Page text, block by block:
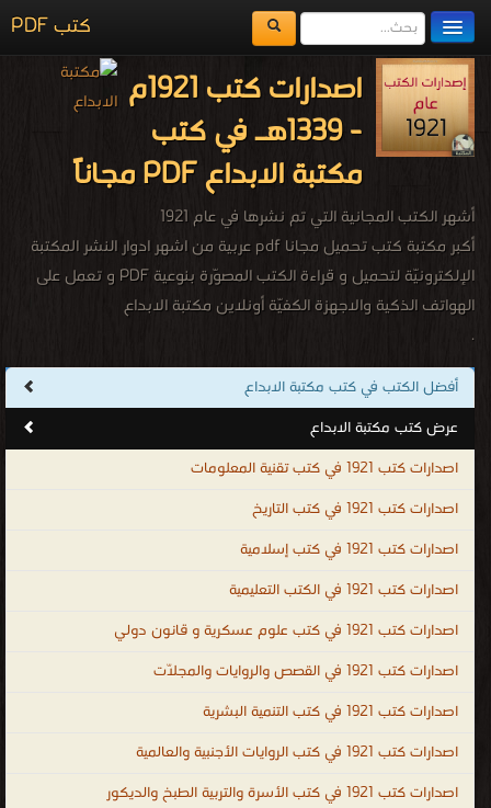
كتب PDF
مكتبة الكتب
المكتبات
يُقرأ حالياً
اضف كتاب
اصدارات كتب 1921م
- 1339هـ في كتب
مكتبة الابداع PDF مجاناً
أشهر الكتب المجانية التي تم نشرها في عام 1921
أكبر مكتبة كتب تحميل مجانا pdf عربية من اشهر ادوار النشر المكتبة
الإلكترونيّة لتحميل و قراءة الكتب المصوّرة بنوعية PDF و تعمل على
الهواتف الذكية والاجهزة الكفيّة أونلاين مكتبة الابداع
.
أفضل الكتب في كتب مكتبة الابداع
عرض كتب مكتبة الابداع
اصدارات كتب 1921 في كتب تقنية المعلومات
اصدارات كتب 1921 في كتب التاريخ
اصدارات كتب 1921 في كتب إسلامية
اصدارات كتب 1921 في الكتب التعليمية
اصدارات كتب 1921 في كتب علوم عسكرية و قانون دولي
اصدارات كتب 1921 في القصص والروايات والمجلّات
اصدارات كتب 1921 في كتب التنمية البشرية
اصدارات كتب 1921 في كتب الروايات الأجنبية والعالمية
اصدارات كتب 1921 في كتب الأسرة والتربية الطبخ والديكور